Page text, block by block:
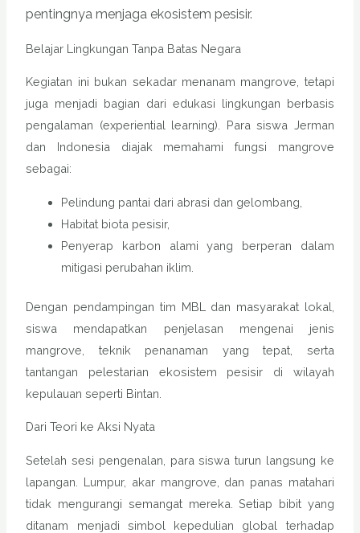
pentingnya menjaga ekosistem pesisir.
Belajar Lingkungan Tanpa Batas Negara
Kegiatan ini bukan sekadar menanam mangrove, tetapi
juga menjadi bagian dari edukasi lingkungan berbasis
pengalaman (experiential learning). Para siswa Jerman
dan Indonesia diajak memahami fungsi mangrove
sebagai:
Pelindung pantai dari abrasi dan gelombang,
Habitat biota pesisir,
Penyerap karbon alami yang berperan dalam
mitigasi perubahan iklim.
Dengan pendampingan tim MBL dan masyarakat lokal,
siswa mendapatkan penjelasan mengenai jenis
mangrove, teknik penanaman yang tepat, serta
tantangan pelestarian ekosistem pesisir di wilayah
kepulauan seperti Bintan.
Dari Teori ke Aksi Nyata
Setelah sesi pengenalan, para siswa turun langsung ke
lapangan. Lumpur, akar mangrove, dan panas matahari
tidak mengurangi semangat mereka. Setiap bibit yang
ditanam menjadi simbol kepedulian global terhadap